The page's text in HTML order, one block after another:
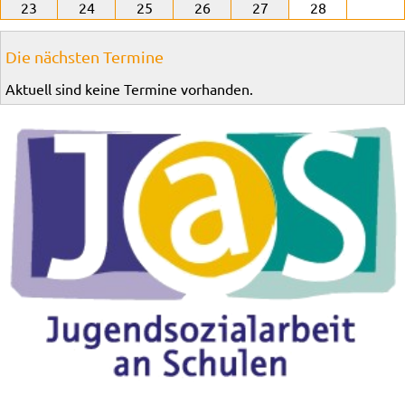
23
24 25 26 27 28
Die nächsten Termine
Aktuell sind keine Termine vorhanden.